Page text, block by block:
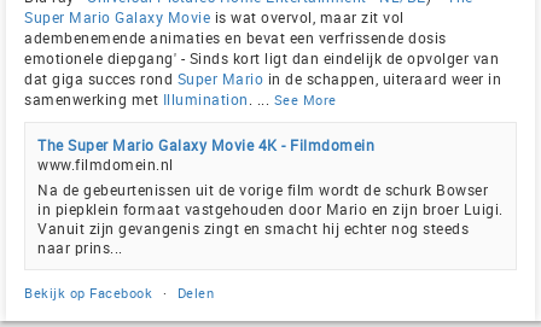
Super Mario Galaxy Movie is wat overvol, maar zit vol
adembenemende animaties en bevat een verfrissende dosis
emotionele diepgang' - Sinds kort ligt dan eindelijk de opvolger van
dat giga succes rond Super Mario in de schappen, uiteraard weer in
samenwerking met Illumination See More
The Super Mario Galaxy Movie 4K - Filmdomein
www.filmdomein.nl
Na de gebeurtenissen uit de vorige film wordt de schurk Bowser
in piepklein formaat vastgehouden door Mario en zijn broer Luigi.
Vanuit zijn gevangenis zingt en smacht hij echter nog steeds
naar prins...
Bekijk op Facebook · Delen